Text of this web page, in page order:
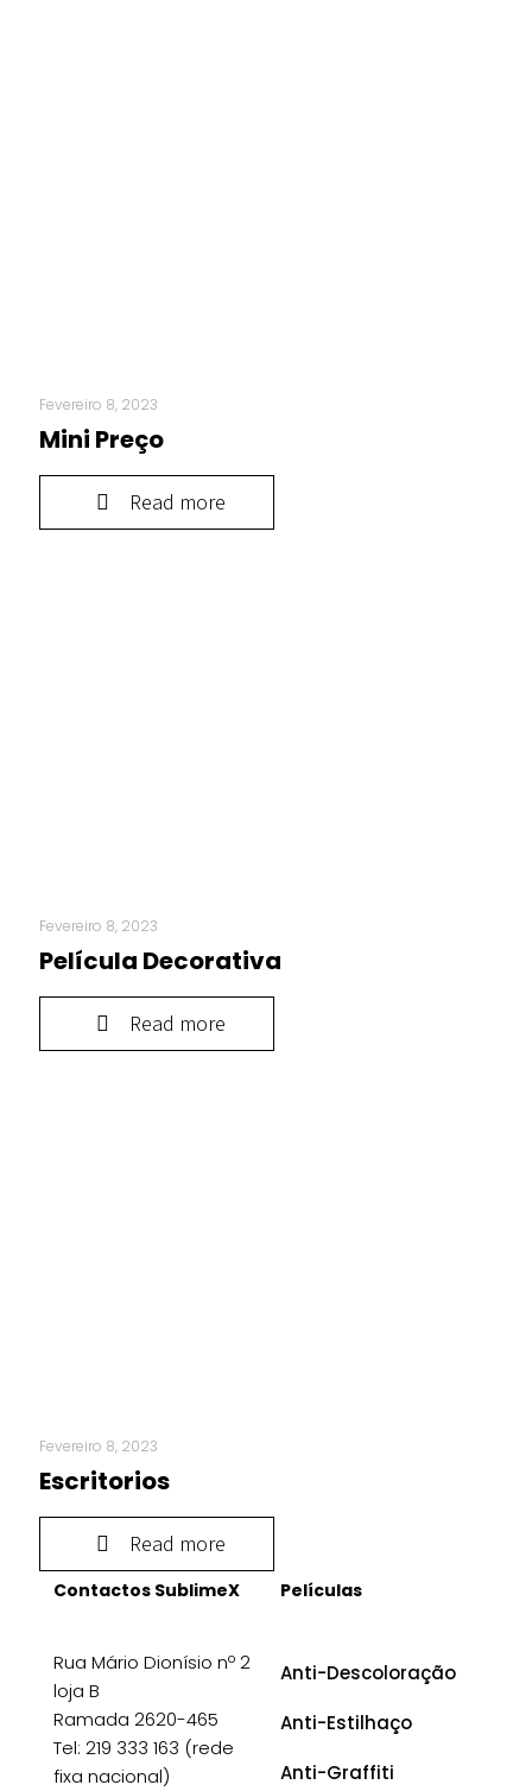
Fevereiro 8, 2023
Mini Preço
Read more
Fevereiro 8, 2023
Película Decorativa
Read more
Fevereiro 8, 2023
Escritorios
Read more
Contactos SublimeX
Rua Mário Dionísio nº 2
loja B
Ramada 2620-465
Tel: 219 333 163 (rede
fixa nacional)
Películas
Anti-Descoloração
Anti-Estilhaço
Anti-Graffiti